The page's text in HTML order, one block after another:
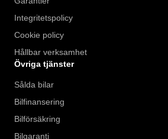
Integritetspolicy
Cookie policy
Hållbar verksamhet
Övriga tjänster
Sålda bilar
Bilfinansering
Bilförsäkring
Bilgaranti